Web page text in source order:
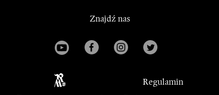
Znajdź nas
Regulamin